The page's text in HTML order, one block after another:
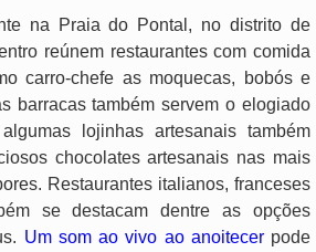
na Praia do Pontal, no distrito de
reúnem restaurantes com comida
carro-chefe as moquecas, bobós e
barracas também servem o elogiado
lojinhas artesanais também
chocolates artesanais nas mais
Restaurantes italianos, franceses
se destacam dentre as opções
Um som ao vivo ao anoitecerpode